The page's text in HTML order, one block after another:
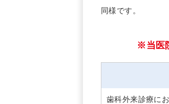
同様です。
※当医
歯科外来診療に